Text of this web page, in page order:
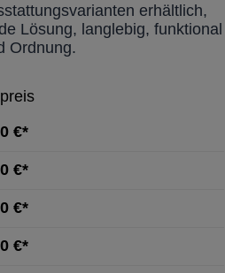
erhältlich,
Lösung, langlebig, funktional
Ordnung.
€*
€*
€*
€*